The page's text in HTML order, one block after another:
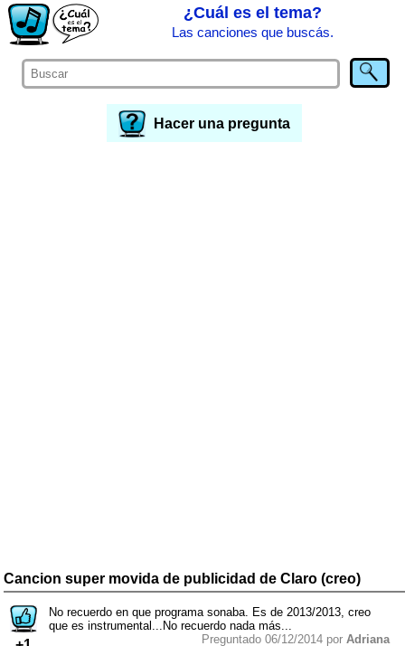
¿Cuál es el tema?
Las canciones que buscás.
Hacer una pregunta
Cancion super movida de publicidad de Claro (creo)
No recuerdo en que programa sonaba. Es de 2013/2013, creo
que es instrumental...No recuerdo nada más...
Preguntado 06/12/2014 por Adriana